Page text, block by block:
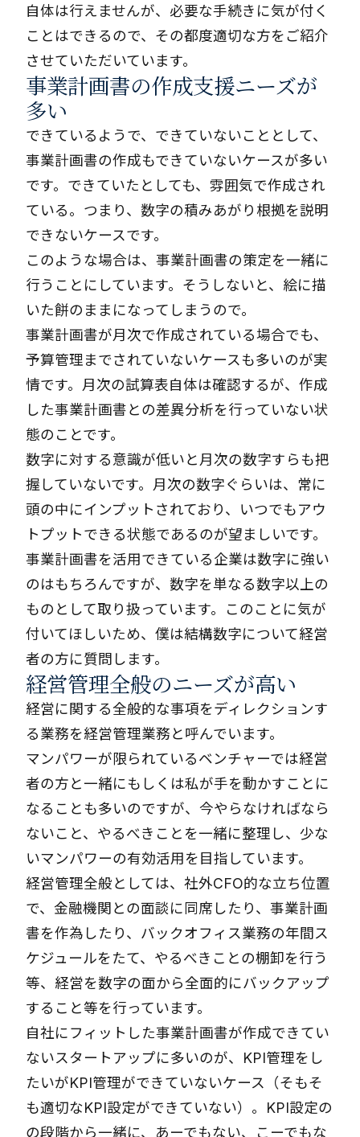
自体は行えませんが、必要な手続きに気が付く
ことはできるので、その都度適切な方をご紹介
させていただいています。
事業計画書の作成支援ニーズが
多い
できているようで、できていないこととして、
事業計画書の作成もできていないケースが多い
です。できていたとしても、雰囲気で作成され
ている。つまり、数字の積みあがり根拠を説明
できないケースです。
このような場合は、事業計画書の策定を一緒に
行うことにしています。そうしないと、絵に描
いた餅のままになってしまうので。
事業計画書が月次で作成されている場合でも、
予算管理までされていないケースも多いのが実
情です。月次の試算表自体は確認するが、作成
した事業計画書との差異分析を行っていない状
態のことです。
数字に対する意識が低いと月次の数字すらも把
握していないです。月次の数字ぐらいは、常に
頭の中にインプットされており、いつでもアウ
トプットできる状態であるのが望ましいです。
事業計画書を活用できている企業は数字に強い
のはもちろんですが、数字を単なる数字以上の
ものとして取り扱っています。このことに気が
付いてほしいため、僕は結構数字について経営
者の方に質問します。
経営管理全般のニーズが高い
経営に関する全般的な事項をディレクションす
る業務を経営管理業務と呼んでいます。
マンパワーが限られているベンチャーでは経営
者の方と一緒にもしくは私が手を動かすことに
なることも多いのですが、今やらなければなら
ないこと、やるべきことを一緒に整理し、少な
いマンパワーの有効活用を目指しています。
経営管理全般としては、社外CFO的な立ち位置
で、金融機関との面談に同席したり、事業計画
書を作為したり、バックオフィス業務の年間ス
ケジュールをたて、やるべきことの棚卸を行う
等、経営を数字の面から全面的にバックアップ
すること等を行っています。
自社にフィットした事業計画書が作成できてい
ないスタートアップに多いのが、KPI管理をし
たいがKPI管理ができていないケース（そもそ
も適切なKPI設定ができていない）。KPI設定の
の段階から一緒に、あーでもない、こーでもな